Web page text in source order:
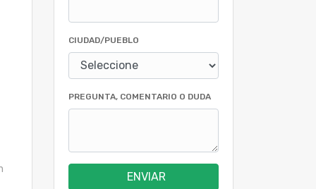
CIUDAD/PUEBLO
PREGUNTA, COMENTARIO O DUDA
ENVIAR